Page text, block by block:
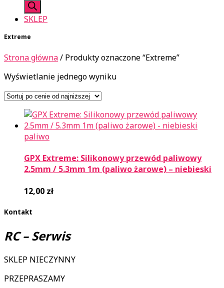
SKLEP
Extreme
Strona główna/ Produkty oznaczone “Extreme”
Wyświetlanie jednego wyniku
paliwo
GPX Extreme: Silikonowy przewód paliwowy
2.5mm / 5.3mm 1m (paliwo żarowe) – niebieski
12,00 zł
Kontakt
RC – Serwis
SKLEP NIECZYNNY
PRZEPRASZAMY